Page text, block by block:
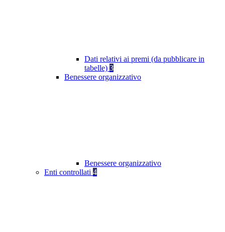
Dati relativi ai premi (da pubblicare in
tabelle) 3
Benessere organizzativo
Benessere organizzativo
Enti controllati 4